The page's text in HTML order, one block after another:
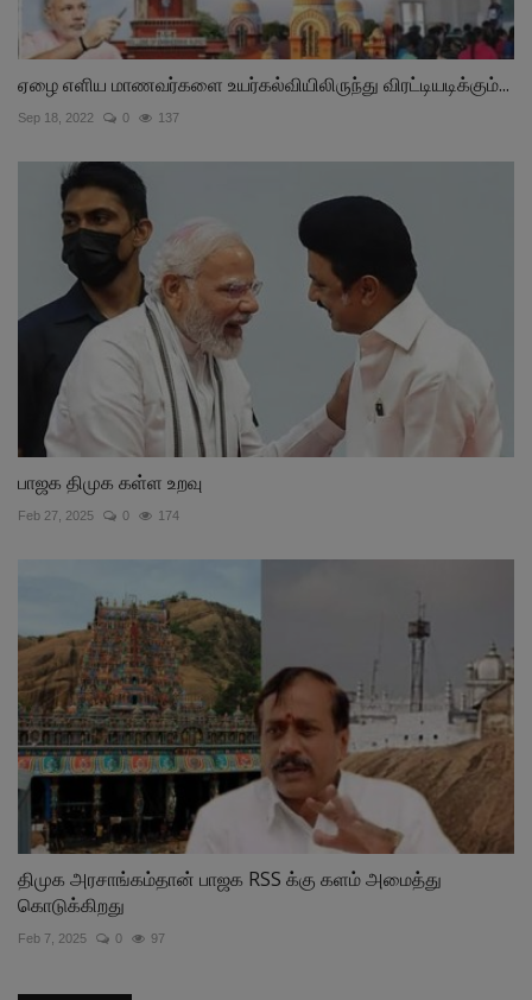
ஏழை எளிய மாணவர்களை உயர்கல்வியிலிருந்து விரட்டியடிக்கும்...
Sep 18, 2022 0 137
பாஜக திமுக கள்ள உறவு
Feb 27, 2025 0 174
திமுக அரசாங்கம்தான் பாஜக RSS க்கு களம் அமைத்து
கொடுக்கிறது
Feb 7, 2025 0 97